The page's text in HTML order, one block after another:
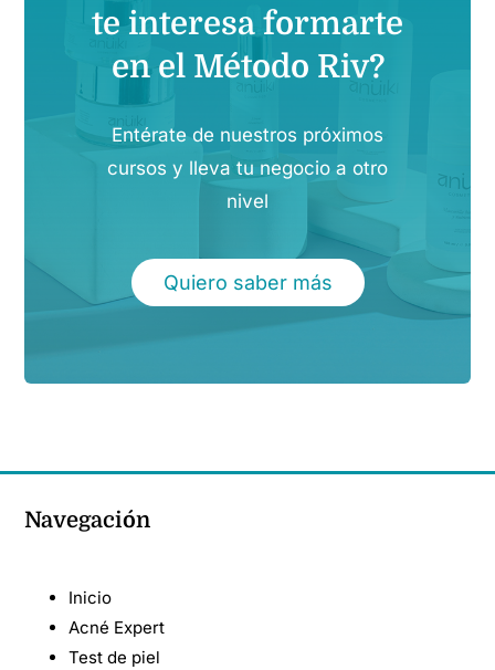
te interesa formarte
en el Método Riv?
Entérate de nuestros próximos
cursos y lleva tu negocio a otro
nivel
Quiero saber más
Navegación
Inicio
Acné Expert
Test de piel